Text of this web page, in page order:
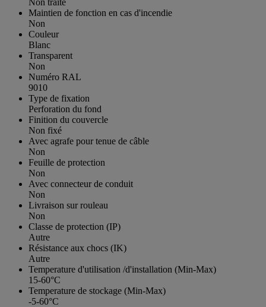
Maintien de fonction en cas d'incendie
Non
Couleur
Blanc
Transparent
Non
Numéro RAL
9010
Type de fixation
Perforation du fond
Finition du couvercle
Non fixé
Avec agrafe pour tenue de câble
Non
Feuille de protection
Non
Avec connecteur de conduit
Non
Livraison sur rouleau
Non
Classe de protection (IP)
Autre
Résistance aux chocs (IK)
Autre
Temperature d'utilisation /d'installation (Min-Max)
15-60°C
Temperature de stockage (Min-Max)
-5-60°C